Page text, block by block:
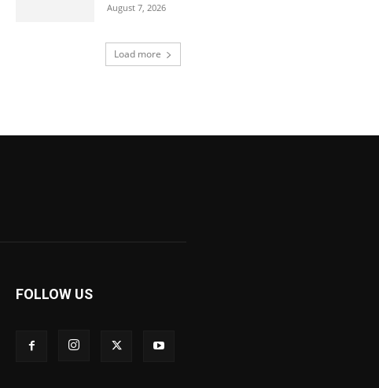
August 7, 2026
Load more
FOLLOW US